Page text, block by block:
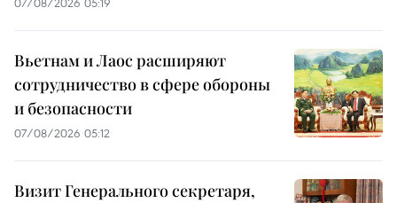
Вьетнам и Лаос расширяют
сотрудничество в сфере обороны
и безопасности
07/08/2026 05:12
Визит Генерального секретаря,